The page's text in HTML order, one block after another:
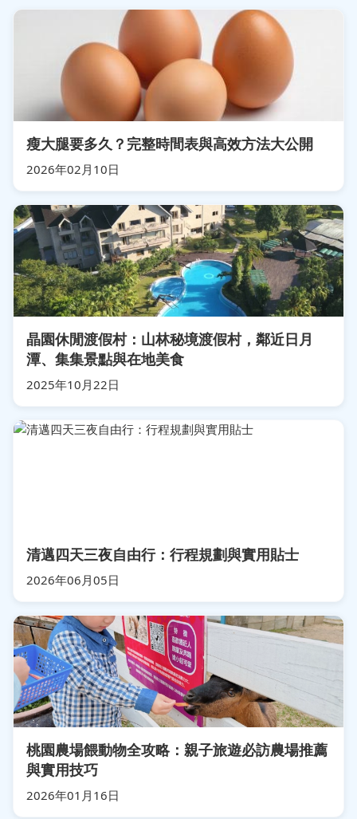
瘦大腿要多久？完整時間表與高效方法大公開
2026年02月10日
晶園休閒渡假村：山林秘境渡假村，鄰近日月
潭、集集景點與在地美食
2025年10月22日
清邁四天三夜自由行：行程規劃與實用貼士
2026年06月05日
桃園農場餵動物全攻略：親子旅遊必訪農場推薦
與實用技巧
2026年01月16日